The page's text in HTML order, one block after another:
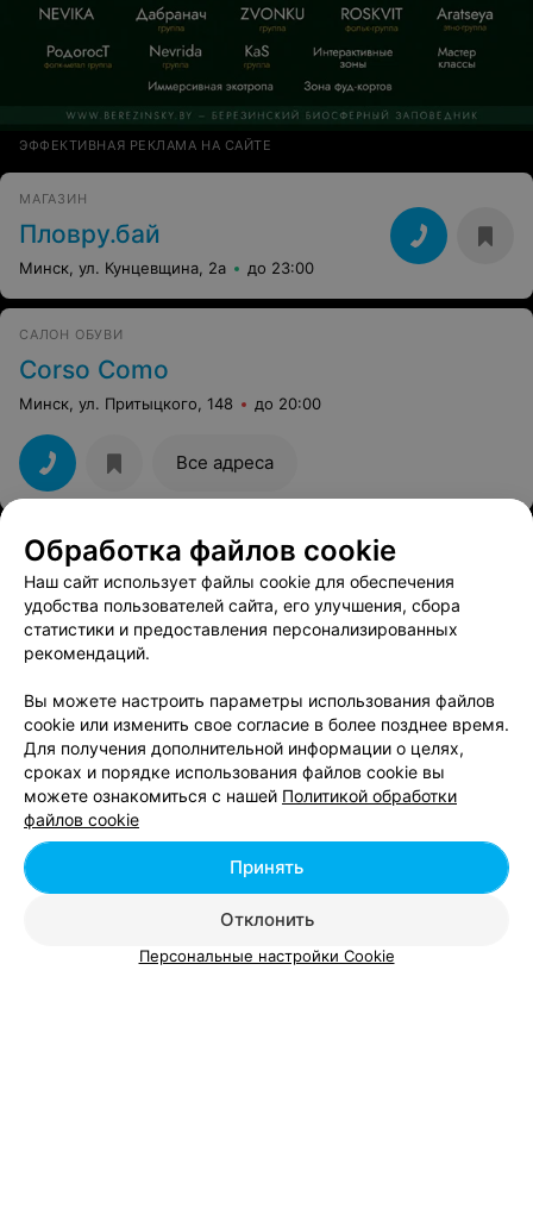
ЭФФЕКТИВНАЯ РЕКЛАМА НА САЙТЕ
МАГАЗИН
Пловру.бай
Минск, ул. Кунцевщина, 2а до 23:00
САЛОН ОБУВИ
Corso Como
Минск, ул. Притыцкого, 148 до 20:00
Все адреса
КОСМЕТИЧЕСКИЙ КАБИНЕТ
Наше Mesto
Минск, ул. Притыцкого, 148 до 21:00
Добавить компанию
Обработка файлов cookie
Наш сайт использует файлы cookie для обеспечения
удобства пользователей сайта, его улучшения, сбора
статистики и предоставления персонализированных
рекомендаций.
Вы можете настроить параметры использования файлов
cookie или изменить свое согласие в более позднее время.
Для получения дополнительной информации о целях,
сроках и порядке использования файлов cookie вы
можете ознакомиться с нашей Политикой обработки
файлов cookie
Отклонить
Принять
Персональные настройки Cookie